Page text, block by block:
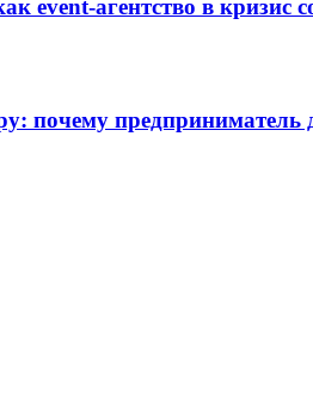
event-агентство в кризис
почему